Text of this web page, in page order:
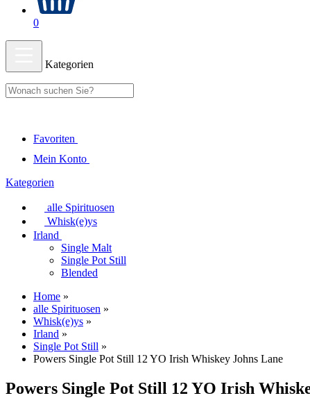
0
Kategorien
Favoriten
Mein Konto
Kategorien
alle Spirituosen
Whisk(e)ys
Irland
Single Malt
Single Pot Still
Blended
Home »
alle Spirituosen »
Whisk(e)ys »
Irland »
Single Pot Still »
Powers Single Pot Still 12 YO Irish Whiskey Johns Lane
Powers Single Pot Still 12 YO Irish